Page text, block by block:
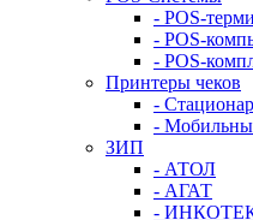
- POS-
- POS-
- POS-
Принтеры чеков
-
-
ЗИП
- АТОЛ
- АГАТ
-